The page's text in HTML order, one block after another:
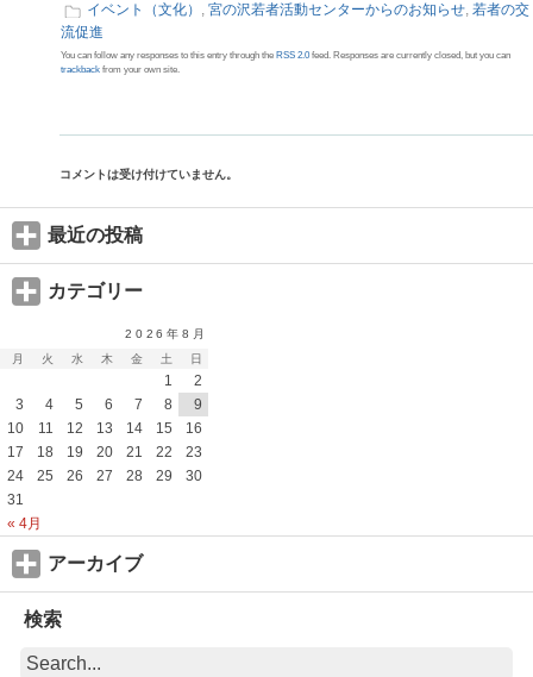
イベント（文化） , 宮の沢若者活動センターからのお知らせ, 若者の交
流促進
You can follow any responses to this entry through the RSS 2.0 feed. Responses are currently closed, but you can
trackback from your own site.
コメントは受け付けていません。
最近の投稿
カテゴリー
2026年8月
月
火 水 木 金 土 日
« 4月
1
2
3
4 5 6 7 8
9
10
11 12 13 14 15
16
17
18 19 20 21 22
23
24
25 26 27 28 29
30
31
アーカイブ
検索